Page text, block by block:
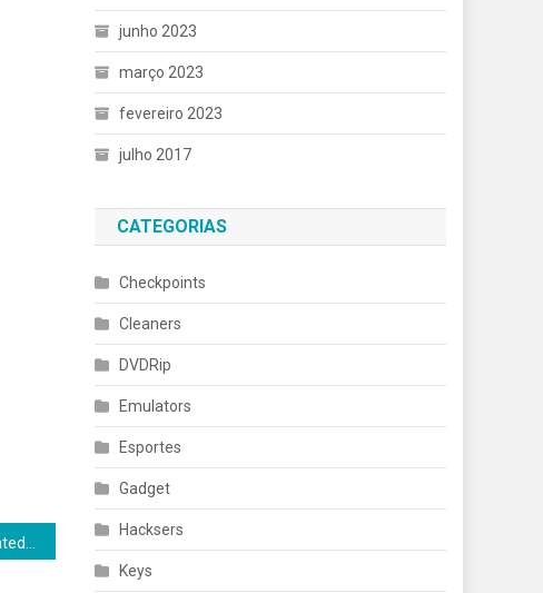
junho 2023
março 2023
fevereiro 2023
julho 2017
CATEGORIAS
Checkpoints
Cleaners
DVDRip
Emulators
Esportes
Gadget
Hacksers
Keys